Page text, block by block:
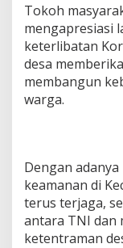
Tokoh
mengapresiasi
keterlibatan
desa
membangun
warga.
Dengan
keamanan di
terus terjaga,
antara TNI dan
ketentraman